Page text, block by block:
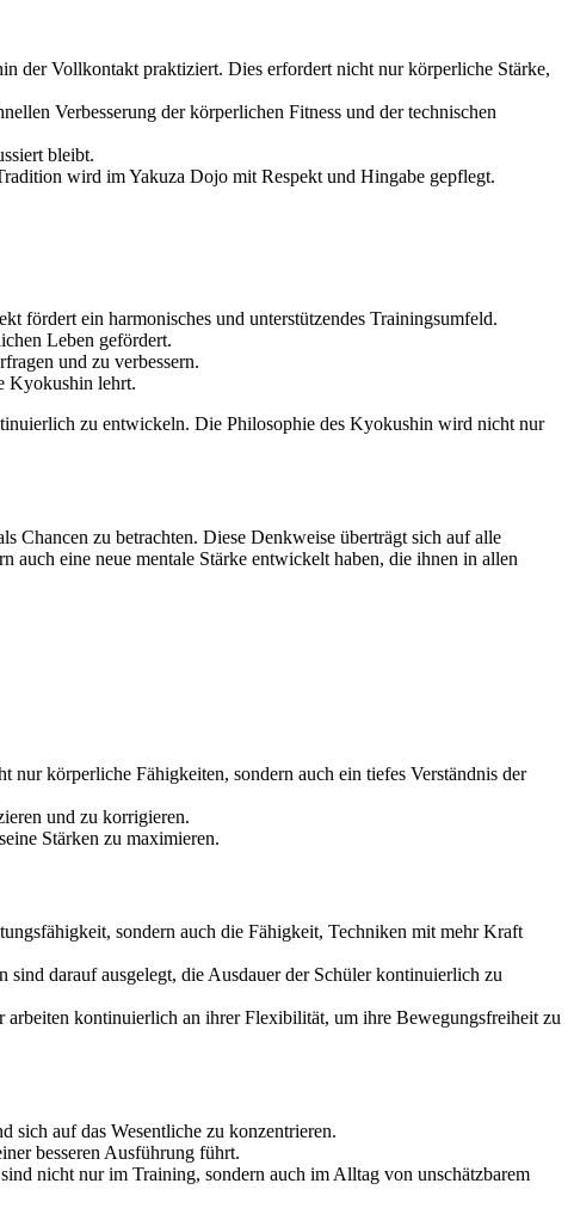
der Vollkontakt praktiziert. Dies erfordert nicht nur körperliche Stärke,
Verbesserung der körperlichen Fitness und der technischen
bleibt.
wird im Yakuza Dojo mit Respekt und Hingabe gepflegt.
fördert ein harmonisches und unterstützendes Trainingsumfeld.
Leben gefördert.
und zu verbessern.
Kyokushin lehrt.
zu entwickeln. Die Philosophie des Kyokushin wird nicht nur
Chancen zu betrachten. Diese Denkweise überträgt sich auf alle
auch eine neue mentale Stärke entwickelt haben, die ihnen in allen
körperliche Fähigkeiten, sondern auch ein tiefes Verständnis der
und zu korrigieren.
Stärken zu maximieren.
sondern auch die Fähigkeit, Techniken mit mehr Kraft
darauf ausgelegt, die Ausdauer der Schüler kontinuierlich zu
kontinuierlich an ihrer Flexibilität, um ihre Bewegungsfreiheit zu
sich auf das Wesentliche zu konzentrieren.
besseren Ausführung führt.
nicht nur im Training, sondern auch im Alltag von unschätzbarem